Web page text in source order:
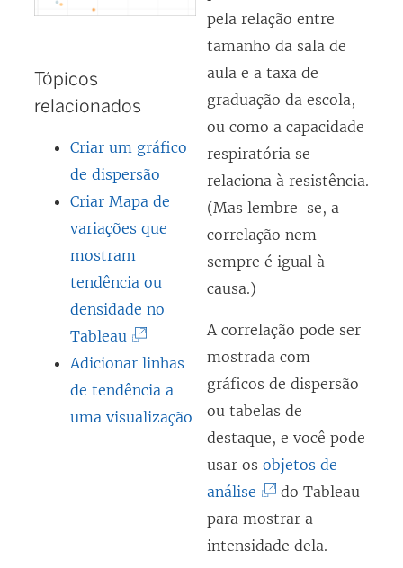
Tópicos
relacionados
Criar um gráfico
de dispersão
Criar Mapa de
variações que
mostram
tendência ou
densidade no
Tableau
O
l
i
Adicionar linhas
de tendência a
uma visualização
pela relação entre
tamanho da sala de
aula e a taxa de
graduação da escola,
ou como a capacidade
respiratória se
relaciona à resistência.
(Mas lembre-se, a
correlação nem
sempre é igual à
causa.)
A correlação pode ser
mostrada com
gráficos de dispersão
ou tabelas de
destaque, e você pode
usar os objetos de
análise
O
l
do Tableau
para mostrar a
intensidade dela.